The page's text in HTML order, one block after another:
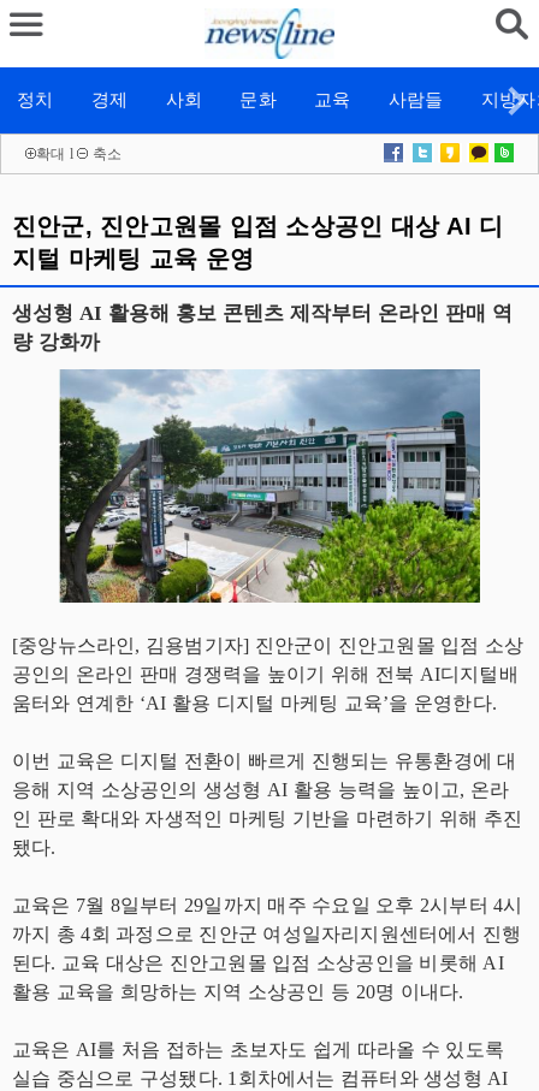
정치 경제 사회 문화 교육 사람들 지방
확대 l 축소
진안군, 진안고원몰 입점 소상공인 대상 AI 디
지털 마케팅 교육 운영
생성형 AI 활용해 홍보 콘텐츠 제작부터 온라인 판매 역
량 강화까
[중앙뉴스라인, 김용범기자] 진안군이 진안고원몰 입점 소상
공인의 온라인 판매 경쟁력을 높이기 위해 전북 AI디지털배
움터와 연계한 ‘AI 활용 디지털 마케팅 교육’을 운영한다.
이번 교육은 디지털 전환이 빠르게 진행되는 유통환경에 대
응해 지역 소상공인의 생성형 AI 활용 능력을 높이고, 온라
인 판로 확대와 자생적인 마케팅 기반을 마련하기 위해 추진
됐다.
교육은 7월 8일부터 29일까지 매주 수요일 오후 2시부터 4시
까지 총 4회 과정으로 진안군 여성일자리지원센터에서 진행
된다. 교육 대상은 진안고원몰 입점 소상공인을 비롯해 AI
활용 교육을 희망하는 지역 소상공인 등 20명 이내다.
교육은 AI를 처음 접하는 초보자도 쉽게 따라올 수 있도록
실습 중심으로 구성됐다. 1회차에서는 컴퓨터와 생성형 AI